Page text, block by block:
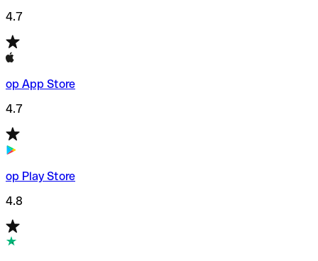
4.7
op App Store
4.7
op Play Store
4.8